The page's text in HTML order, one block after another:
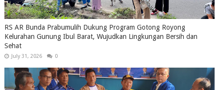
RS AR Bunda Prabumulih Dukung Program Gotong Royong
Kelurahan Gunung Ibul Barat, Wujudkan Lingkungan Bersih dan
Sehat
July 31, 2026 0